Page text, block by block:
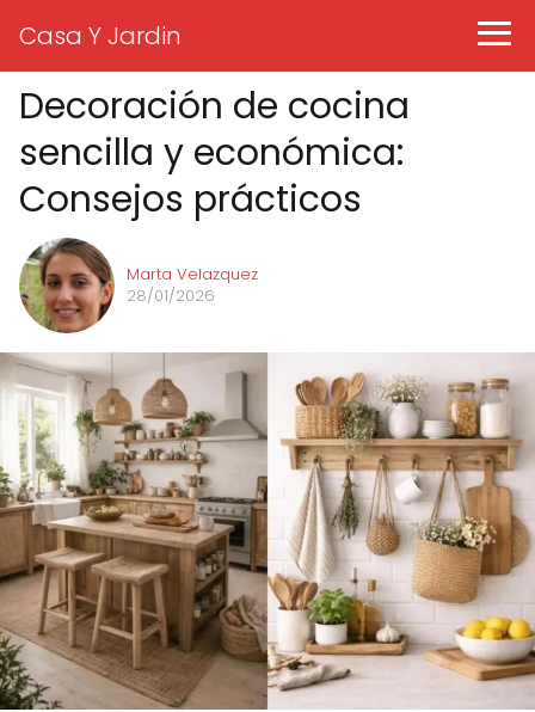
Casa Y Jardin
Decoración de cocina
sencilla y económica:
Consejos prácticos
Marta Velazquez
28/01/2026